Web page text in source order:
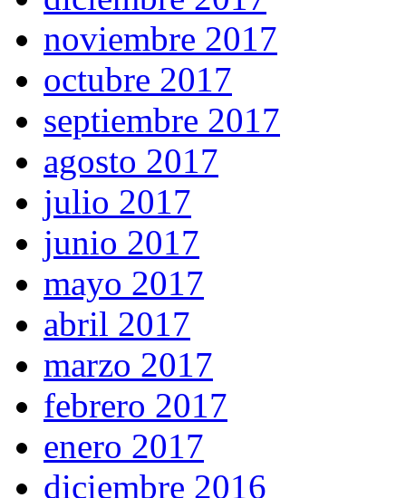
noviembre 2017
octubre 2017
septiembre 2017
agosto 2017
julio 2017
junio 2017
mayo 2017
abril 2017
marzo 2017
febrero 2017
enero 2017
diciembre 2016